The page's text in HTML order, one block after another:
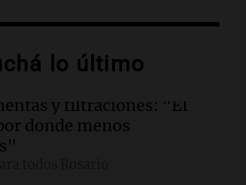
en Indonesia: se
Semeru
de gas natural a
de 2028, según su ministro
lo último
y filtraciones: "El
donde menos